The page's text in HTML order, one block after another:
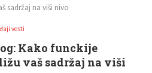
sadržaj na viši nivo
vesti
Kako funckije
vaš sadržaj na viši